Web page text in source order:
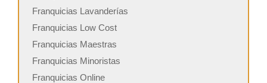
Franquicias Lavanderías
Franquicias Low Cost
Franquicias Maestras
Franquicias Minoristas
Franquicias Online